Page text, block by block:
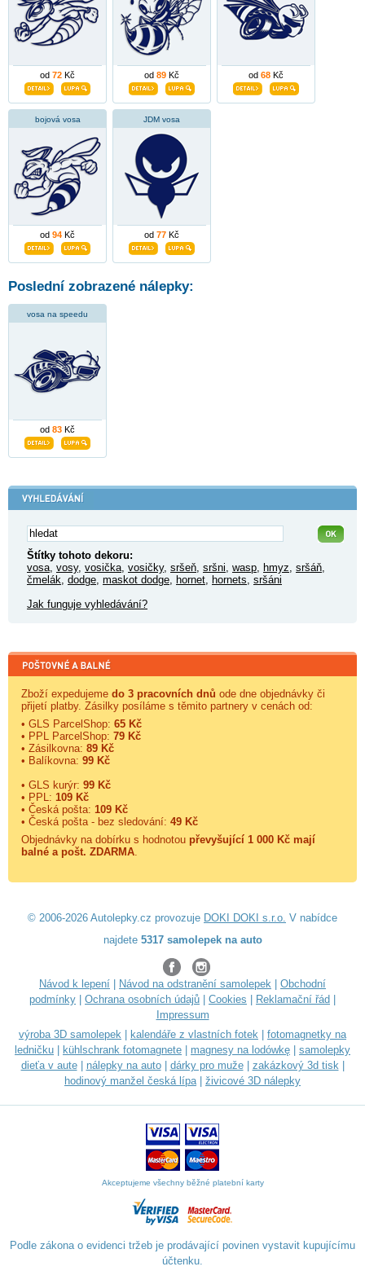
od 72 Kč od 89 Kč od 68 Kč
bojová vosa
od 94 Kč
JDM vosa
od 77 Kč
Poslední zobrazené nálepky:
vosa na speedu
od 83 Kč
Štítky tohoto dekoru:
vosa vosy, vosička vosičky, sršeň sršni wasp hmyz sršáň
čmelák dodge maskot dodge hornet hornets sršáni
Jak funguje vyhledávání?
Zboží expedujeme do 3 pracovních dnů ode dne objednávky či
přijetí platby. Zásilky posíláme s těmito partnery v cenách od:
• GLS ParcelShop: 65 Kč
• PPL ParcelShop: 79 Kč
• Zásilkovna: 89 Kč
• Balíkovna: 99 Kč
• GLS kurýr: 99 Kč
• PPL: 109 Kč
• Česká pošta: 109 Kč
• Česká pošta - bez sledování: 49 Kč
Objednávky na dobírku s hodnotou převyšující 1 000 Kč mají
balné a pošt. ZDARMA
© 2006-2026 Autolepky.cz provozuje DOKI DOKI s.r.o. V nabídce
najdete 5317 samolepek na auto
Návod k lepení Návod na odstranění samolepek
Obchodní
podmínky
Ochrana osobních údajů Cookies Reklamační řád
Impressum
výroba 3D samolepek
kalendáře z vlastních fotek
fotomagnetky na
ledničku
kühlschrank fotomagnete magnesy na lodówkę
samolepky
dieťa v aute| nálepky na auto| dárky pro muže| zakázkový 3d tisk|
hodinový manžel česká lípa| živicové 3D nálepky
Akceptujeme všechny běžné platební karty
Podle zákona o evidenci tržeb je prodávající povinen vystavit kupujícímu
účtenku.